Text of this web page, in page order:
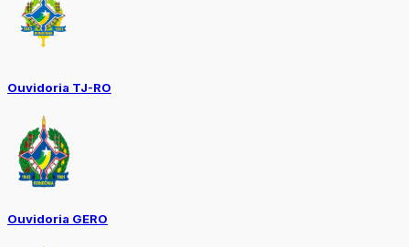
Ouvidoria TJ-RO
Ouvidoria GERO